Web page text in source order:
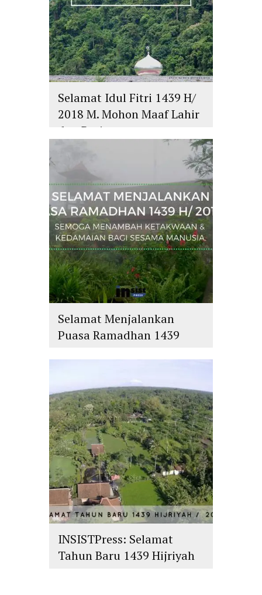
Selamat Idul Fitri 1439 H/
2018 M. Mohon Maaf Lahir
dan Batin
Selamat Menjalankan
Puasa Ramadhan 1439
INSISTPress: Selamat
Tahun Baru 1439 Hijriyah